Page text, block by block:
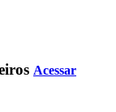
Acessar